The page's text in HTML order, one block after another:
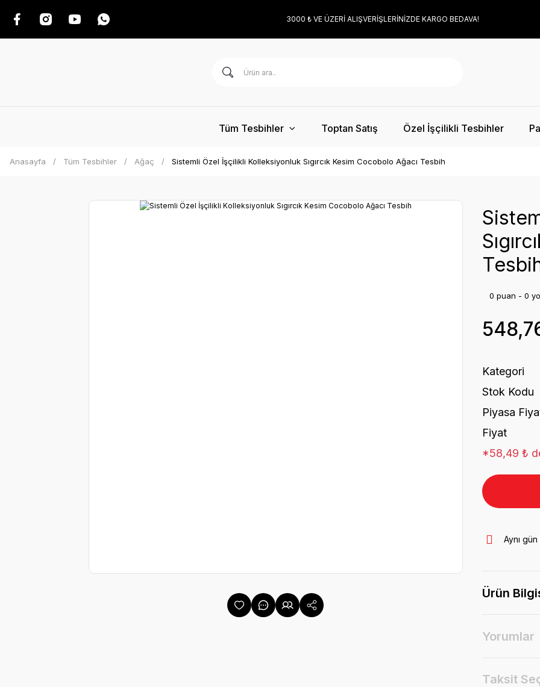
3000 ₺ VE ÜZERİ ALIŞVERİŞLERİNİZDE KARGO BEDAVA!
Tüm Tesbihler Toptan Satış Özel İşçilikli Tesbihler
Anasayfa Tüm Tesbihler Ağaç Sistemli Özel İşçilikli Kolleksiyonluk Sıgırcık Kesim Cocobolo Ağacı Tesbih
0 puan - 0
Kategori
Stok Kodu
Piyasa
Fiyat
*58,49 ₺
Aynı
Ürün
Yorumlar
Taksit